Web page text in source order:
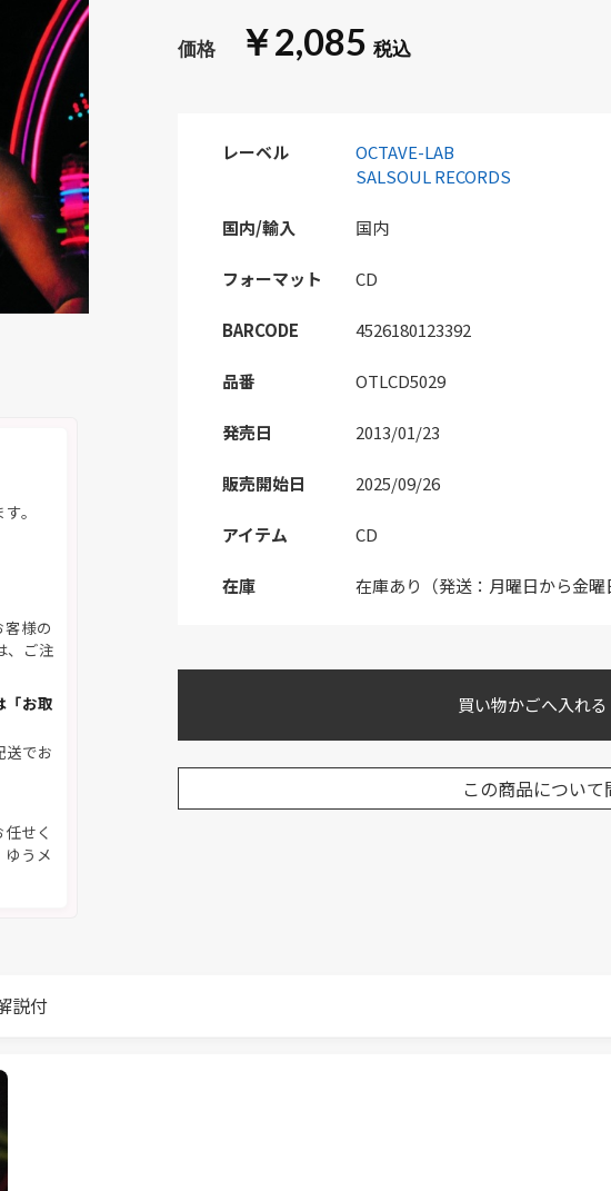
。
様の
、ご注
「お取
送でお
せく
うメ
￥2,085
レーベル
OCTAVE-LAB
SALSOUL RECORDS
国内/輸入 国内
フォーマット CD
BARCODE 4526180123392
品番 OTLCD5029
発売日 2013/01/23
販売開始日 2025/09/26
アイテム CD
在庫 在庫あり（発送：月曜日から金曜
買い物かごへ入れる
この商品につい
説付